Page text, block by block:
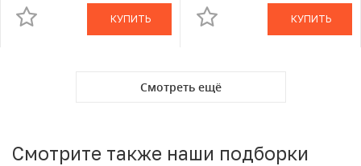
КУПИТЬ КУПИТЬ
Смотреть ещё
Смотрите также наши подборки